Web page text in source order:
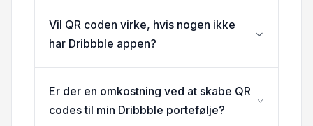
Vil QR coden virke, hvis nogen ikke
har Dribbble appen?
Er der en omkostning ved at skabe QR
codes til min Dribbble portefølje?